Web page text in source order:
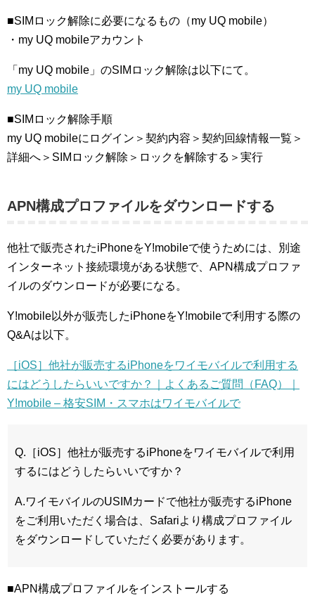
■SIMロック解除に必要になるもの（my UQ mobile）
・my UQ mobileアカウント
「my UQ mobile」のSIMロック解除は以下にて。
my UQ mobile
■SIMロック解除手順
my UQ mobileにログイン＞契約内容＞契約回線情報一覧＞
詳細へ＞SIMロック解除＞ロックを解除する＞実行
APN構成プロファイルをダウンロードする
他社で販売されたiPhoneをY!mobileで使うためには、別途
インターネット接続環境がある状態で、APN構成プロファ
イルのダウンロードが必要になる。
Y!mobile以外が販売したiPhoneをY!mobileで利用する際の
Q&Aは以下。
［iOS］他社が販売するiPhoneをワイモバイルで利用する
にはどうしたらいいですか？｜よくあるご質問（FAQ）｜
Y!mobile – 格安SIM・スマホはワイモバイルで
Q.［iOS］他社が販売するiPhoneをワイモバイルで利用
するにはどうしたらいいですか？
A.ワイモバイルのUSIMカードで他社が販売するiPhone
をご利用いただく場合は、Safariより構成プロファイル
をダウンロードしていただく必要があります。
■APN構成プロファイルをインストールする